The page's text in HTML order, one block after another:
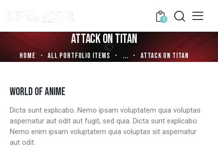
0
ATTACK ON TITAN
HOME ALL PORTFOLIO ITEMS ... ATTACK ON TITAN
WORLD OF ANIME
Dicta sunt explicabo. Nemo ipsam voluptatem quia voluptas
aspernatur aut odit aut fugit, sed quia. Dicta sunt explicabo.
Nemo enim ipsam voluptatem quia voluptas sit aspernatur
aut odit.